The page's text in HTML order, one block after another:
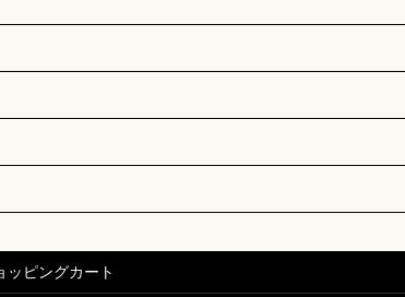
ッピングカート